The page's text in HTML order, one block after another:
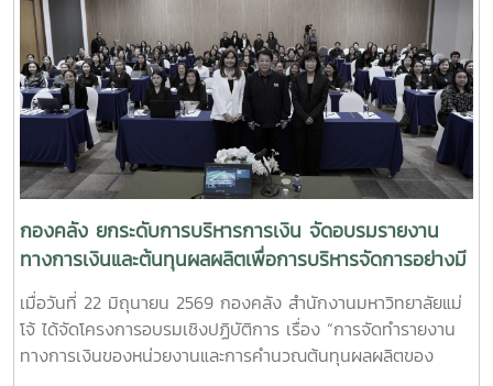
กองคลัง ยกระดับการบริหารการเงิน จัดอบรมรายงาน
ทางการเงินและต้นทุนผลผลิตเพื่อการบริหารจัดการอย่างมี
ประสิทธิภาพ
เมื่อวันที่ 22 มิถุนายน 2569 กองคลัง สำนักงานมหาวิทยาลัยแม่
โจ้ ได้จัดโครงการอบรมเชิงปฏิบัติการ เรื่อง “การจัดทำรายงาน
ทางการเงินของหน่วยงานและการคำนวณต้นทุนผลผลิตของ